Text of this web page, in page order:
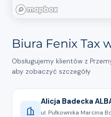
Biura Fenix Tax
Obsługujemy klientów z
aby zobaczyć szczegóły
Alicja Badecka
ul. Pułkownika Marcina